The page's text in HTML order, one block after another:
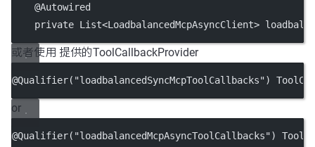
    @
Autowired
private List<LoadbalancedMcpAsyncClient>
或者使用 提供的ToolCallbackProvider
@Qualifier( "loadbalancedSyncMcpToolCallbacks")
or
@Qualifier( "loadbalancedMcpAsyncToolCallbacks")